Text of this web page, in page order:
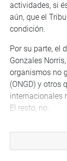
actividades, si
aún, que el
condición.
Por su parte, el
Gonzales
organismos no
(ONGD) y otros
internacionales
El resto, no.
informar sobre
APCI a los